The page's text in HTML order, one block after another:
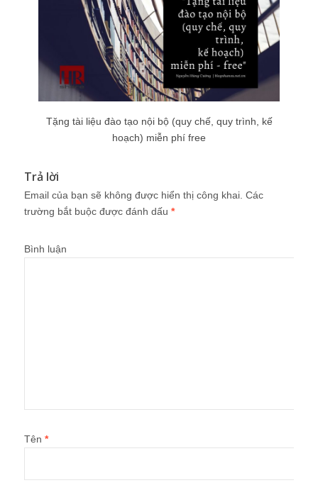
Tặng tài liệu đào tạo nội bộ (quy chế, quy trình, kế
hoạch) miễn phí free
Trả lời
Email của bạn sẽ không được hiển thị công khai. Các
trường bắt buộc được đánh dấu *
Bình luận
Tên *